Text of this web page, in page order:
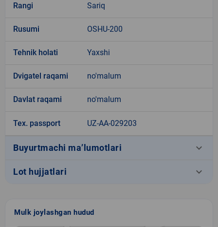
Rangi Sariq
Rusumi OSHU-200
Tehnik holati Yaxshi
Dvigatel raqami no'malum
Davlat raqami no'malum
Tex. passport UZ-AA-029203
Buyurtmachi ma’lumotlari keyboard_arrow_down
Lot hujjatlari keyboard_arrow_down
Mulk joylashgan hudud